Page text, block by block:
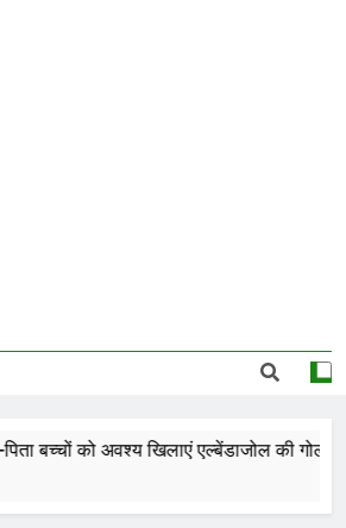
बच्चों को अवश्य खिलाएं एल्बेंडाजोल की गोली –